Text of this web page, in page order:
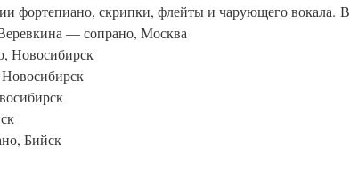
фортепиано, скрипки, флейты и чарующего вокала. В
— сопрано, Москва
Новосибирск
Бийск